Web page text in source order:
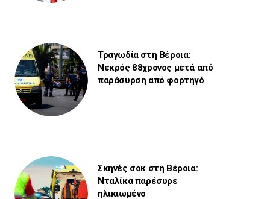
Τραγωδία στη Βέροια:
Νεκρός 88χρονος μετά από
παράσυρση από φορτηγό
Σκηνές σοκ στη Βέροια:
Νταλίκα παρέσυρε
ηλικιωμένο